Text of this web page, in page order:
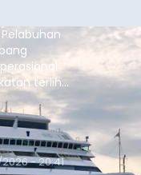
Pelabuhan
terlihat
Gross
lalu
- 20:41